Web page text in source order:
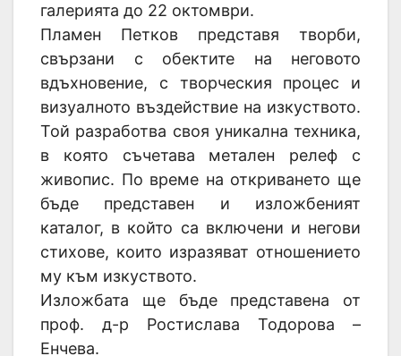
галерията до 22 октомври.
Пламен Петков представя творби,
свързани с обектите на неговото
вдъхновение, с творческия процес и
визуалното въздействие на изкуството.
Той разработва своя уникална техника,
в която съчетава метален релеф с
живопис. По време на откриването ще
бъде представен и изложбеният
каталог, в който са включени и негови
стихове, които изразяват отношението
му към изкуството.
Изложбата ще бъде представена от
проф. д-р Ростислава Тодорова –
Енчева.